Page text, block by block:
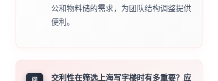
公和物料储的需求，为团队结构调整提供
便利。
交利性在筛选上海写字楼时有多重要？应